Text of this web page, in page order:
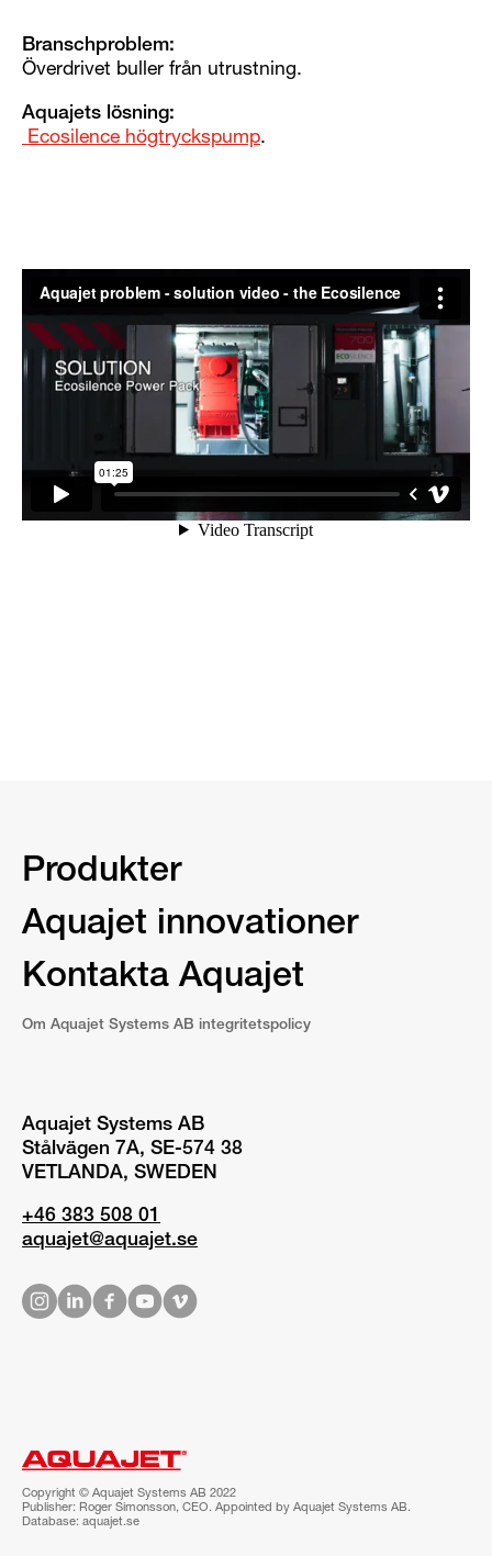
Branschproblem:
Överdrivet buller från utrustning.
Aquajets lösning:
Ecosilence högtryckspump.
Produkter
Aquajet innovationer
Kontakta Aquajet
Om Aquajet Systems AB integritetspolicy
Aquajet Systems AB
Stålvägen 7A, SE-574 38
VETLANDA, SWEDEN
+46 383 508 01
aquajet@aquajet.se
Copyright © Aquajet Systems AB 2022
Publisher: Roger Simonsson, CEO. Appointed by Aquajet Systems AB.
Database: aquajet.se